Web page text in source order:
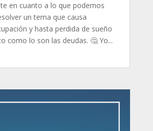
en cuanto a lo que podemos
un tema que causa
y hasta perdida de sueño
como lo son las deudas. 🤔 Yo...